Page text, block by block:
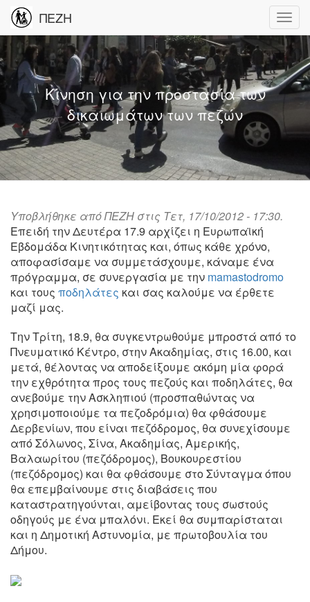
ΠΕΖΗ
Κίνηση για την προστασία των
δικαιωμάτων των πεζών
Υποβλήθηκε απόΠΕΖΗ στις Τετ, 17/10/2012 - 17:30.
Επειδή την Δευτέρα 17.9 αρχίζει η Eυρωπαϊκή
Εβδομάδα Κινητικότητας και, όπως κάθε χρόνο,
αποφασίσαμε να συμμετάσχουμε, κάναμε ένα
πρόγραμμα, σε συνεργασία με την mamastodromo
και τους ποδηλάτες και σας καλούμε να έρθετε
μαζί μας.
Την Τρίτη, 18.9, θα συγκεντρωθούμε μπροστά από το
Πνευματικό Κέντρο, στην Ακαδημίας, στις 16.00, και
μετά, θέλοντας να αποδείξουμε ακόμη μία φορά
την εχθρότητα προς τους πεζούς και ποδηλάτες, θα
ανεβούμε την Ασκληπιού (προσπαθώντας να
χρησιμοποιούμε τα πεζοδρόμια) θα φθάσουμε
Δερβενίων, που είναι πεζόδρομος, θα συνεχίσουμε
από Σόλωνος, Σίνα, Ακαδημίας, Αμερικής,
Βαλαωρίτου (πεζόδρομος), Βουκουρεστίου
(πεζόδρομος) και θα φθάσουμε στο Σύνταγμα όπου
θα επεμβαίνουμε στις διαβάσεις που
καταστρατηγούνται, αμείβοντας τους σωστούς
οδηγούς με ένα μπαλόνι. Εκεί θα συμπαρίσταται
και η Δημοτική Αστυνομία, με πρωτοβουλία του
Δήμου.